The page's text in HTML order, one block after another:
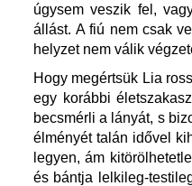
úgysem veszik fel,
állást. A fiú nem csak
helyzet nem válik
Hogy megértsük Lia
egy korábbi
becsmérli a lányát, s
élményét talán idővel
legyen, ám
és bántja lelkileg-